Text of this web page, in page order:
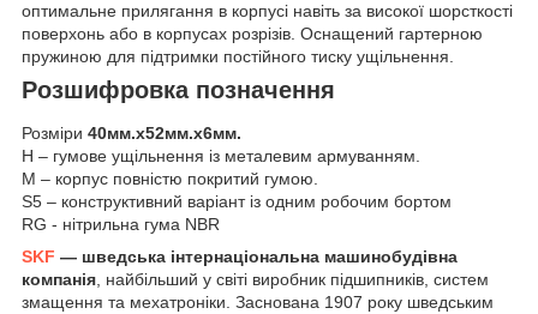
оптимальне прилягання в корпусі навіть за високої шорсткості
поверхонь або в корпусах розрізів. Оснащений гартерною
пружиною для підтримки постійного тиску ущільнення.
Розшифровка позначення
Розміри 40мм.х52мм.х6мм.
H – гумове ущільнення із металевим армуванням.
M – корпус повністю покритий гумою.
S5 – конструктивний варіант із одним робочим бортом
RG - нітрильна гума NBR
SKF — шведська інтернаціональна машинобудівна
компанія , найбільший у світі виробник підшипників, систем
змащення та мехатроніки. Заснована 1907 року шведським